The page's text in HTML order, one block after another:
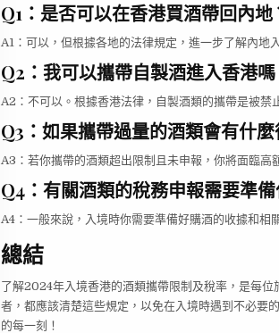
Q1：是否可以在香港買酒帶回內地
A1：可以，但根據各地的法律規定，進一步了解內地
Q2：我可以攜帶自製酒進入香港嗎
A2：不可以。根據香港法律，自製酒類的攜帶是被禁
Q3：如果攜帶過量的酒類會有什麼
A3：若你攜帶的酒類超出限制且未申報，你將面臨高
Q4：有關酒類的稅務申報需要準
A4：一般來說，入境時你需要準備好購酒的收據和相
總結
了解2024年入境香港的酒類攜帶限制及稅率，是每
者，都應該清楚這些規定，以免在入境時遇到不必要
的每一刻！